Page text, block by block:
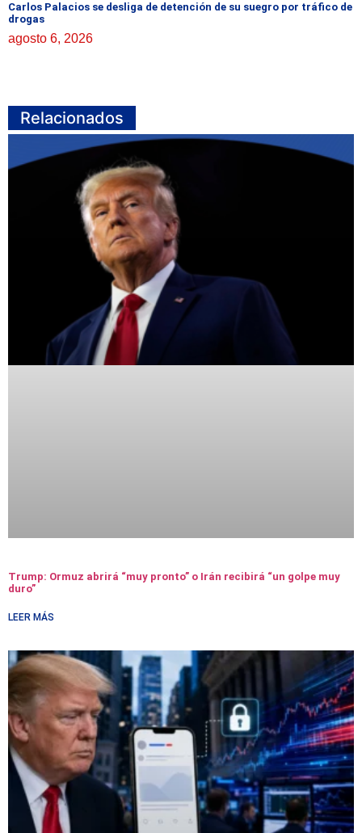
Carlos Palacios se desliga de detención de su suegro por tráfico de
drogas
agosto 6, 2026
Relacionados
Trump: Ormuz abrirá “muy pronto” o Irán recibirá “un golpe muy
duro”
LEER MÁS